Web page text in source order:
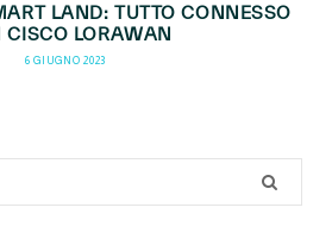
LAND: TUTTO CONNESSO
CISCO LORAWAN
6 GIUGNO 2023